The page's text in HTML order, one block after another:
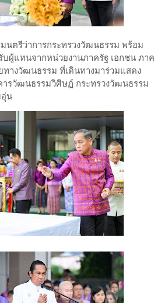
นตรีว่าการกระทรวงวัฒนธรรม พร้อม
ผู้แทนจากหน่วยงานภาครัฐ เอกชน ภาค
ทางวัฒนธรรม ที่เดินทางมาร่วมแสดง
รวัฒนธรรมวิศิษฏ์ กระทรวงวัฒนธรรม
น